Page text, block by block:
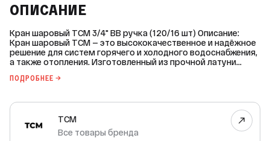
ОПИСАНИЕ
Кран шаровый ТСМ 3/4" ВВ ручка (120/16 шт) Описание:
Кран шаровый ТСМ — это высококачественное и надёжное
решение для систем горячего и холодного водоснабжения,
а также отопления. Изготовленный из прочной латуни
устойчивость к коррозии. Основные характеристики: - Тип
Диаметр резьбы: 3/4 дюйма. - Класс по эффективному
диаметру: полнопроходной. - Тип ручки: рычаг. - Материал
ручки: сталь. - Цвет ручки: красный. - Материал шарового
затвора и корпуса: латунь. - Покрытие: никелированное. -
Максимальная рабочая температура: +120 °C. -
ПОДРОБНЕЕ →
TCM
Все товары бренда